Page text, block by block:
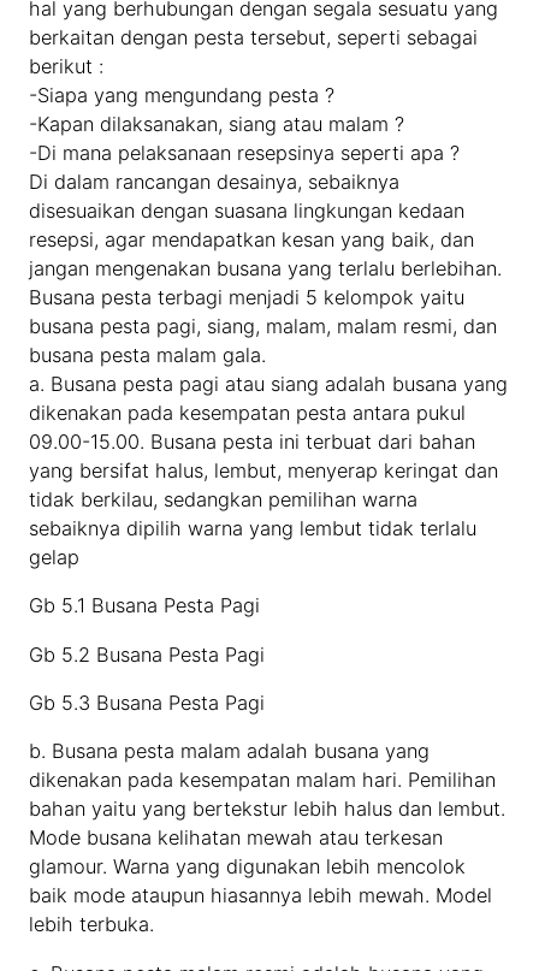
hal yang berhubungan dengan segala sesuatu yang
berkaitan dengan pesta tersebut, seperti sebagai
berikut :
-Siapa yang mengundang pesta ?
-Kapan dilaksanakan, siang atau malam ?
-Di mana pelaksanaan resepsinya seperti apa ?
Di dalam rancangan desainya, sebaiknya
disesuaikan dengan suasana lingkungan kedaan
resepsi, agar mendapatkan kesan yang baik, dan
jangan mengenakan busana yang terlalu berlebihan.
Busana pesta terbagi menjadi 5 kelompok yaitu
busana pesta pagi, siang, malam, malam resmi, dan
busana pesta malam gala.
a. Busana pesta pagi atau siang adalah busana yang
dikenakan pada kesempatan pesta antara pukul
09.00-15.00. Busana pesta ini terbuat dari bahan
yang bersifat halus, lembut, menyerap keringat dan
tidak berkilau, sedangkan pemilihan warna
sebaiknya dipilih warna yang lembut tidak terlalu
gelap
Gb 5.1 Busana Pesta Pagi
Gb 5.2 Busana Pesta Pagi
Gb 5.3 Busana Pesta Pagi
b. Busana pesta malam adalah busana yang
dikenakan pada kesempatan malam hari. Pemilihan
bahan yaitu yang bertekstur lebih halus dan lembut.
Mode busana kelihatan mewah atau terkesan
glamour. Warna yang digunakan lebih mencolok
baik mode ataupun hiasannya lebih mewah. Model
lebih terbuka.